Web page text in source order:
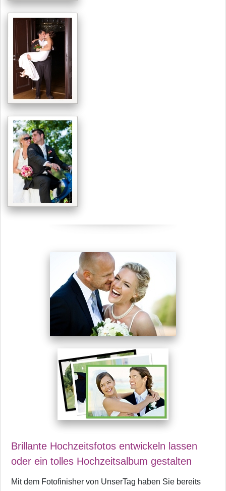
Brillante Hochzeitsfotos entwickeln lassen
oder ein tolles Hochzeitsalbum gestalten
Mit dem Fotofinisher von UnserTag haben Sie bereits